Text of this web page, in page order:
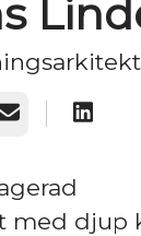
post
med djup